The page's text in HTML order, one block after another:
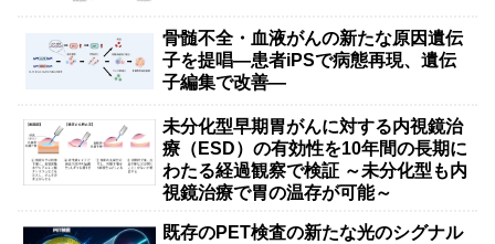
骨髄不全・血液がんの新たな原因遺伝
子を提唱―患者iPSで病態再現、遺伝
子編集で改善―
未分化型早期胃がんに対する内視鏡治
療（ESD）の有効性を10年間の長期に
わたる経過観察で検証 ～未分化型も内
視鏡治療で胃の温存が可能～
既存のPET検査の新たな光のシグナル